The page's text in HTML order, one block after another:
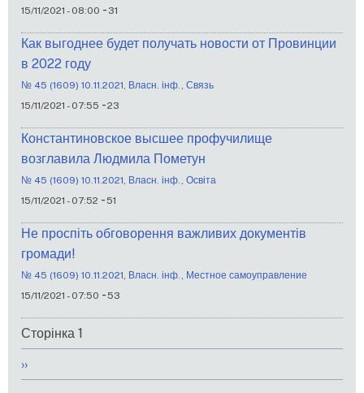
15/11/2021 - 08:00 - 31
Как выгоднее будет получать новости от Провинции
в 2022 году
№ 45 (1609) 10.11.2021 Власн. інф.
Связь
15/11/2021 - 07:55 -23
Константиновское высшее профучилище
возглавила Людмила Пометун
№ 45 (1609) 10.11.2021 Власн. інф.
Освіта
15/11/2021 - 07:52 -51
Не проспіть обговорення важливих документів
громади!
№ 45 (1609) 10.11.2021 Власн. інф.
Местное самоуправление
15/11/2021 - 07:50 -53
Розбивка
на
сторінки
Сторінка 1
Наступна
сторінка
››